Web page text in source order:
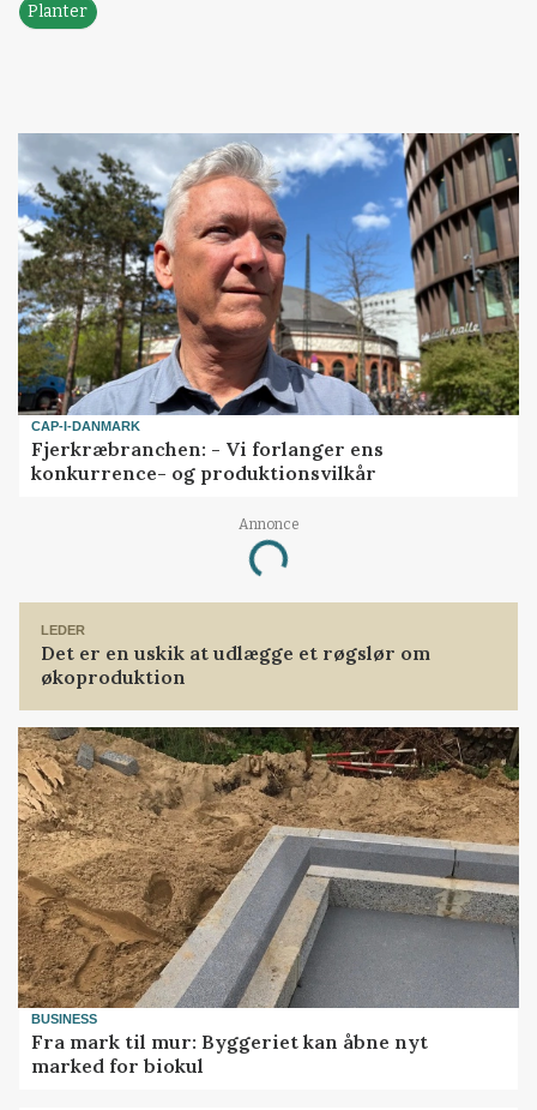
Planter
CAP-I-DANMARK
Fjerkræbranchen: - Vi forlanger ens
konkurrence- og produktionsvilkår
Annonce
Loading...
LEDER
Det er en uskik at udlægge et røgslør om
økoproduktion
BUSINESS
Fra mark til mur: Byggeriet kan åbne nyt
marked for biokul